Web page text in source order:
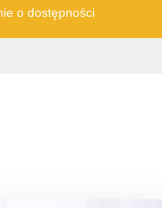
o dostępności